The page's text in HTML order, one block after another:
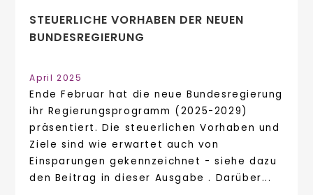
STEUERLICHE VORHABEN DER NEUEN
BUNDESREGIERUNG
April 2025
Ende Februar hat die neue Bundesregierung
ihr Regierungsprogramm (2025-2029)
präsentiert. Die steuerlichen Vorhaben und
Ziele sind wie erwartet auch von
Einsparungen gekennzeichnet - siehe dazu
den Beitrag in dieser Ausgabe . Darüber...